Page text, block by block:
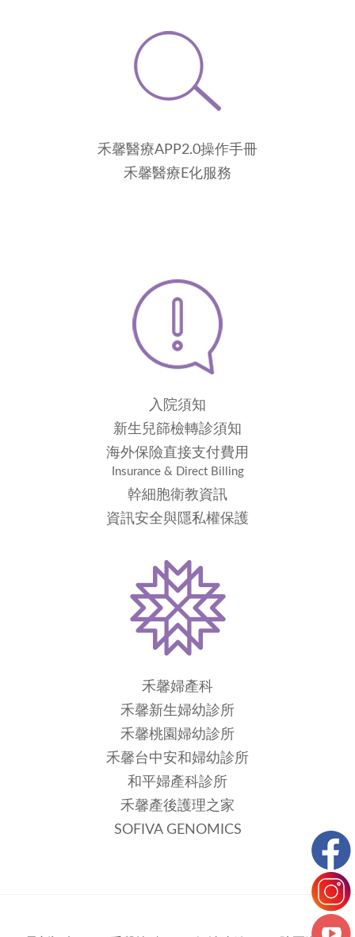
禾馨醫療APP2.0操作手冊
禾馨醫療E化服務
入院須知
新生兒篩檢轉診須知
海外保險直接支付費用
Insurance & Direct Billing
幹細胞衛教資訊
資訊安全與隱私權保護
禾馨婦產科
禾馨新生婦幼診所
禾馨桃園婦幼診所
禾馨台中安和婦幼診所
和平婦產科診所
禾馨產後護理之家
SOFIVA GENOMICS